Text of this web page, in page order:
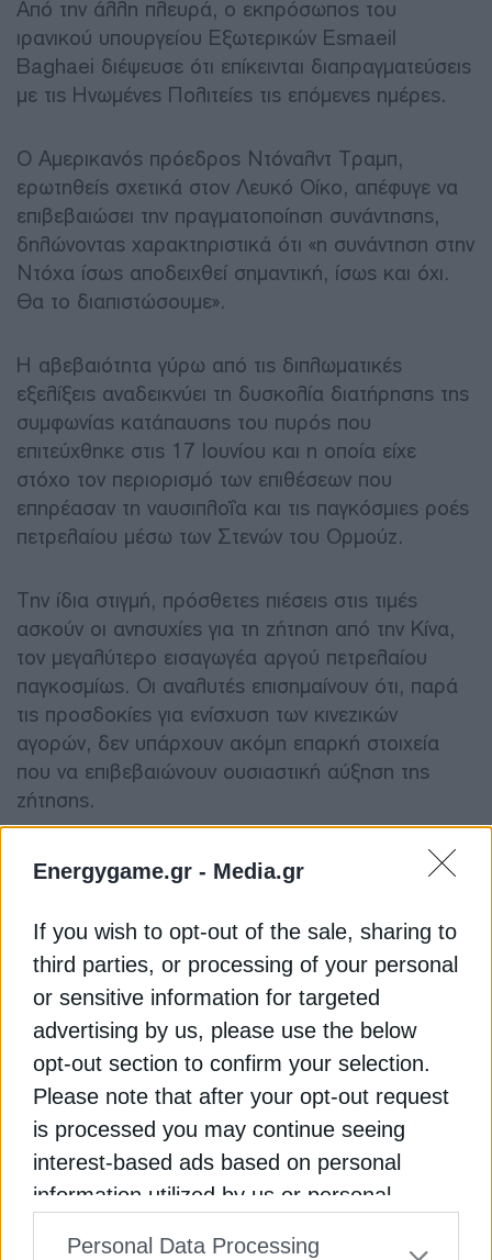
Energygame.gr - Media.gr
If you wish to opt-out of the sale, sharing to
third parties, or processing of your personal
or sensitive information for targeted
advertising by us, please use the below
opt-out section to confirm your selection.
Please note that after your opt-out request
is processed you may continue seeing
interest-based ads based on personal
information utilized by us or personal
Personal Data Processing
Από την άλλη πλευρά, ο εκπρόσωπος του
ιρανικού υπουργείου Εξωτερικών Esmaeil
Baghaei διέψευσε ότι επίκεινται διαπραγματεύσεις
με τις Ηνωμένες Πολιτείες τις επόμενες ημέρες.
Ο Αμερικανός πρόεδρος Ντόναλντ Τραμπ,
ερωτηθείς σχετικά στον Λευκό Οίκο, απέφυγε να
επιβεβαιώσει την πραγματοποίηση συνάντησης,
δηλώνοντας χαρακτηριστικά ότι «η συνάντηση στην
Ντόχα ίσως αποδειχθεί σημαντική, ίσως και όχι.
Θα το διαπιστώσουμε».
Η αβεβαιότητα γύρω από τις διπλωματικές
εξελίξεις αναδεικνύει τη δυσκολία διατήρησης της
συμφωνίας κατάπαυσης του πυρός που
επιτεύχθηκε στις 17 Ιουνίου και η οποία είχε
στόχο τον περιορισμό των επιθέσεων που
επηρέασαν τη ναυσιπλοΐα και τις παγκόσμιες ροές
πετρελαίου μέσω των Στενών του Ορμούζ.
Την ίδια στιγμή, πρόσθετες πιέσεις στις τιμές
ασκούν οι ανησυχίες για τη ζήτηση από την Κίνα,
τον μεγαλύτερο εισαγωγέα αργού πετρελαίου
παγκοσμίως. Οι αναλυτές επισημαίνουν ότι, παρά
τις προσδοκίες για ενίσχυση των κινεζικών
αγορών, δεν υπάρχουν ακόμη επαρκή στοιχεία
που να επιβεβαιώνουν ουσιαστική αύξηση της
ζήτησης.
Παρά το ασταθές γεωπολιτικό περιβάλλον, οι
πετρελαιοπαραγωγές χώρες της Μέσης Ανατολής
συνεχίζουν κανονικά τις εξαγωγές πετρελαίου και
υγροποιημένου φυσικού αερίου (LNG), ενώ
σύμφωνα με στοιχεία της ναυτιλιακής αγοράς, η
κίνηση πλοίων στα Στενά του Ορμούζ κατέγραψε
την περασμένη εβδομάδα το υψηλότερο επίπεδο
από την έναρξη της σύγκρουσης, υποδηλώνοντας
ότι οι ενεργειακές ροές παραμένουν μέχρι στιγμής
ανθεκτικές παρά τους γεωπολιτικούς κινδύνους.
Διαβάστε ακόμη